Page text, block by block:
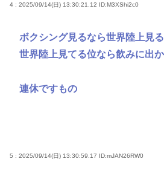
4 : 2025/09/14(日) 13:30:21.12 ID:M3XShi2c0
ボクシング見るなら世界陸上見
世界陸上見てる位なら飲みに出
連休ですもの
5 : 2025/09/14(日) 13:30:59.17 ID:mJAN26RW0